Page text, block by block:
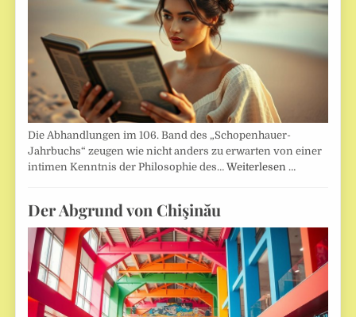
Die Abhandlungen im 106. Band des „Schopenhauer-
Jahrbuchs“ zeugen wie nicht anders zu erwarten von einer
intimen Kenntnis der Philosophie des…Weiterlesen …
Der Abgrund von Chişinău